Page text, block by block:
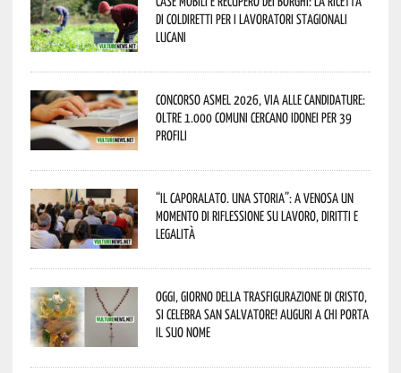
di Coldiretti per i lavoratori stagionali
lucani
Concorso Asmel 2026, via alle candidature:
oltre 1.000 Comuni cercano idonei per 39
profili
“Il caporalato. Una storia”: a Venosa un
momento di riflessione su lavoro, diritti e
legalità
Oggi, giorno della Trasfigurazione di Cristo,
si celebra San Salvatore! Auguri a chi porta
il suo nome